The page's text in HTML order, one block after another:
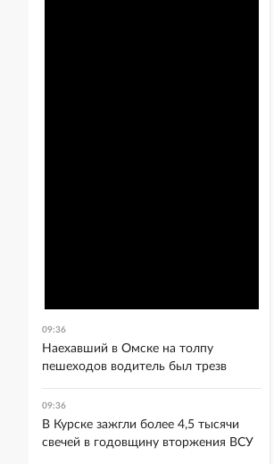
09:36
Наехавший в Омске на толпу
пешеходов водитель был трезв
09:36
В Курске зажгли более 4,5 тысячи
свечей в годовщину вторжения ВСУ